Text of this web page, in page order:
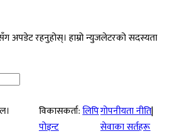
अपडेट रहनुहोस्। हाम्रो न्युजलेटरको सदस्यता
विकासकर्ता:लिपि
पोइन्ट
गोपनीयता नीति|
सेवाका सर्तहरू